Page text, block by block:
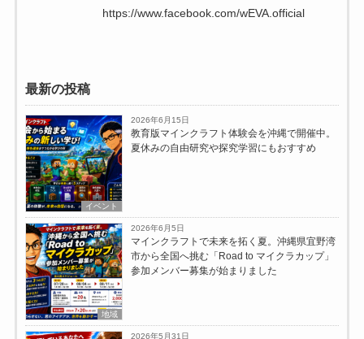
https://www.facebook.com/wEVA.official
最新の投稿
イベント
2026年6月15日
教育版マインクラフト体験会を沖縄で開催中。
夏休みの自由研究や探究学習にもおすすめ
地域
2026年6月5日
マインクラフトで未来を拓く夏。沖縄県宜野湾
市から全国へ挑む「Road to マイクラカップ」
参加メンバー募集が始まりました
2026年5月31日